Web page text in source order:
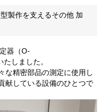
製作を支えるその他 加
器（O-
しました。
な精密部品の測定に使用し
献している設備のひとつで